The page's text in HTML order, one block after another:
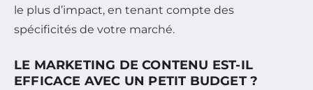
le plus d’impact, en tenant compte des
spécificités de votre marché.
LE MARKETING DE CONTENU EST-IL
EFFICACE AVEC UN PETIT BUDGET ?